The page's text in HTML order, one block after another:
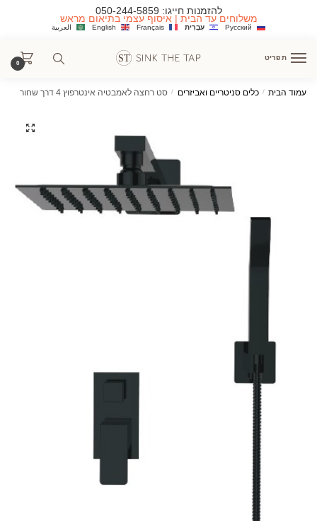
להזמנות חייגו: 050-244-5859
משלוחים עד הבית | איסוף עצמי בתיאום מראש
العربية English Français עִבְרִית Русский
תפריט
0
עמוד הבית / כלים סניטריים ואביזרים / סט רחצה לאמבטיה אינטרפוץ 4 דרך שחור